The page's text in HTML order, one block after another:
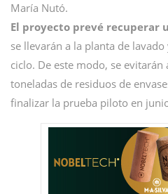
María Nutó.
El proyecto prevé recuperar
se llevarán a la planta de
ciclo. De este modo, se
toneladas de residuos de
finalizar la prueba piloto en